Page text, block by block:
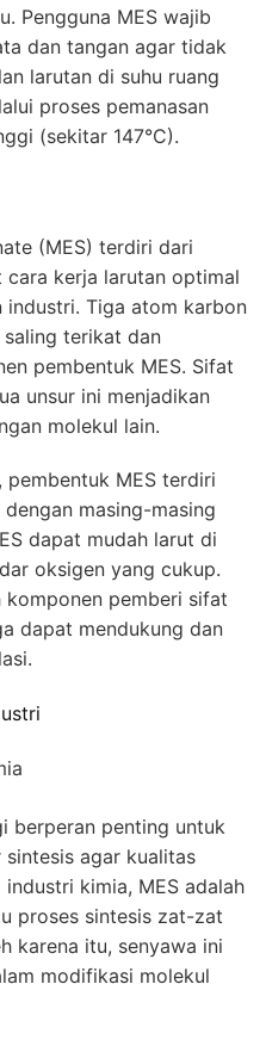
Pengguna MES wajib
dan tangan agar tidak
larutan di suhu ruang
proses pemanasan
(sekitar 147°C).
(MES) terdiri dari
cara kerja larutan optimal
industri. Tiga atom karbon
terikat dan
pembentuk MES. Sifat
unsur ini menjadikan
molekul lain.
pembentuk MES terdiri
masing-masing
dapat mudah larut di
oksigen yang cukup.
komponen pemberi sifat
dapat mendukung dan
berperan penting untuk
agar kualitas
kimia, MES adalah
proses sintesis zat-zat
karena itu, senyawa ini
modifikasi molekul